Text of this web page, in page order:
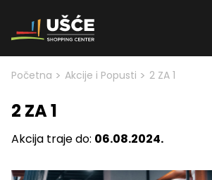
Skip to content
Početna > Akcije i Popusti > 2 ZA 1
2 ZA 1
Akcija traje do: 06.08.2024.